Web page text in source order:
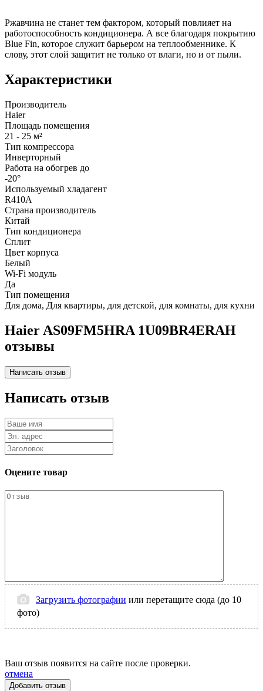
Ржавчина не станет тем фактором, который повлияет на
работоспособность кондиционера. А все благодаря покрытию
Blue Fin, которое служит барьером на теплообменнике. К
слову, этот слой защитит не только от влаги, но и от пыли.
Характеристики
Производитель
Haier
Площадь помещения
21 - 25 м²
Тип компрессора
Инверторный
Работа на обогрев до
-20°
Используемый хладагент
R410A
Страна производитель
Китай
Тип кондиционера
Сплит
Цвет корпуса
Белый
Wi-Fi модуль
Да
Тип помещения
Для дома, Для квартиры, для детской, для комнаты, для кухни
Haier AS09FM5HRA 1U09BR4ERAH
отзывы
Написать отзыв
Оцените товар
Загрузить фотографии или перетащите сюда (до 10
фото)
Ваш отзыв появится на сайте после проверки.
отмена